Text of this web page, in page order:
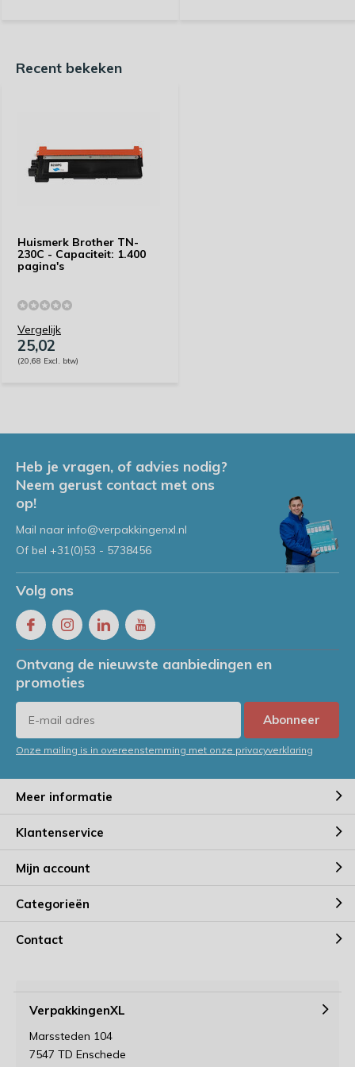
Recent bekeken
Huismerk Brother TN-
230C - Capaciteit: 1.400
pagina's
Vergelijk
25,02
(20,68 Excl. btw)
Heb je vragen, of advies nodig?
Neem gerust contact met ons
op!
Mail naar info@verpakkingenxl.nl
Of bel +31(0)53 - 5738456
Volg ons
Ontvang de nieuwste aanbiedingen en
promoties
Abonneer
Onze mailing is in overeenstemming met onze privacyverklaring
Meer informatie
Klantenservice
Mijn account
Categorieën
Contact
VerpakkingenXL
Marssteden 104
7547 TD Enschede